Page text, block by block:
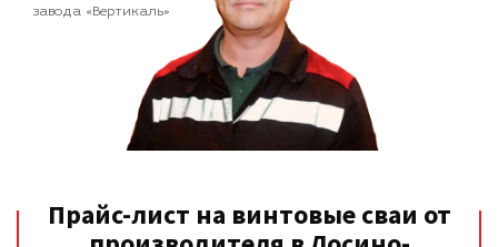
завода «Вертикаль»
Прайс-лист на винтовые сваи от